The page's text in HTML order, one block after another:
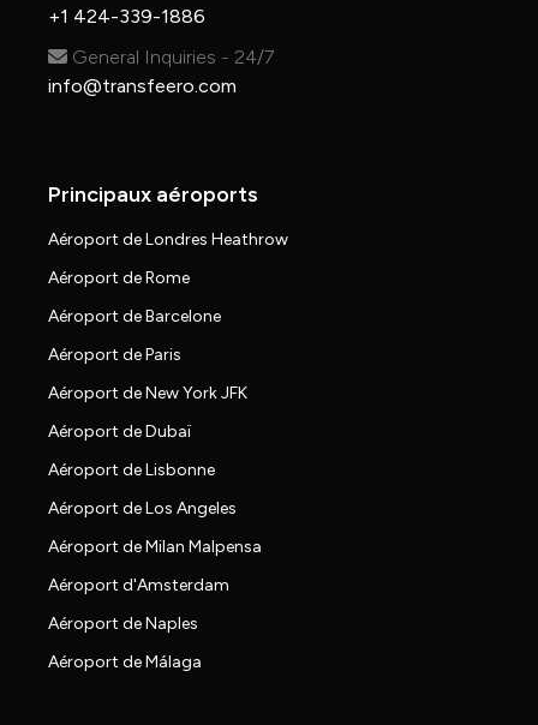
+1 424-339-1886
General Inquiries - 24/7
info@transfeero.com
Principaux aéroports
Aéroport de Londres Heathrow
Aéroport de Rome
Aéroport de Barcelone
Aéroport de Paris
Aéroport de New York JFK
Aéroport de Dubaï
Aéroport de Lisbonne
Aéroport de Los Angeles
Aéroport de Milan Malpensa
Aéroport d'Amsterdam
Aéroport de Naples
Aéroport de Málaga